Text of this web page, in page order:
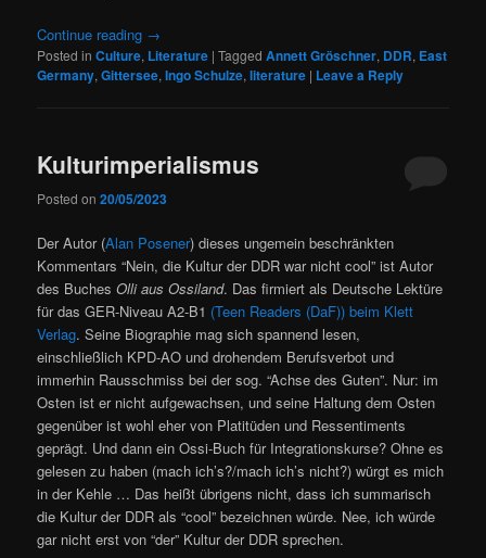
Continue reading →
Posted in Culture, Literature |Tagged Annett Gröschner, DDR, East
Germany,Gittersee,Ingo Schulze,literature | Leave a Reply
Kulturimperialismus
Posted on20/05/2023
Der Autor (Alan Posener) dieses ungemein beschränkten
Kommentars “Nein, die Kultur der DDR war nicht cool” ist Autor
des BuchesOlli aus Ossiland. Das firmiert als Deutsche Lektüre
für das GER-Niveau A2-B1 (Teen Readers (DaF)) beim Klett
Verlag. Seine Biographie mag sich spannend lesen,
einschließlich KPD-AO und drohendem Berufsverbot und
immerhin Rausschmiss bei der sog. “Achse des Guten”. Nur: im
Osten ist er nicht aufgewachsen, und seine Haltung dem Osten
gegenüber ist wohl eher von Platitüden und Ressentiments
geprägt. Und dann ein Ossi-Buch für Integrationskurse? Ohne es
gelesen zu haben (mach ich’s?/mach ich’s nicht?) würgt es mich
in der Kehle … Das heißt übrigens nicht, dass ich summarisch
die Kultur der DDR als “cool” bezeichnen würde. Nee, ich würde
gar nicht erst von “der” Kultur der DDR sprechen.